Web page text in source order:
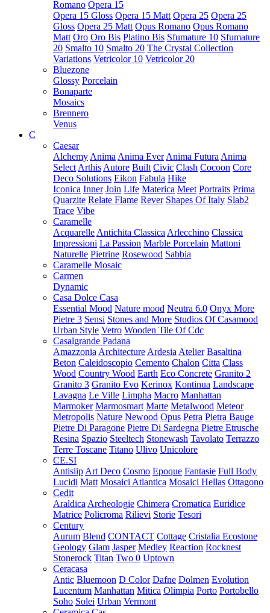
Romano Opera 15
Opera 15 Gloss Opera 15 Matt Opera 25 Opera 25
Gloss Opera 25 Matt Opus Romano Opus Romano
Matt Oro Oro Bis Platino Bis Sfumature 10 Sfumature
20 Smalto 10 Smalto 20 The Crystal Collection
Variations Vetricolor 10 Vetricolor 20
Bluezone
Glossy Porcelain
Bonaparte
Mosaics
Brennero
Venus
C
Caesar
Alchemy Anima Anima Ever Anima Futura Anima
Select Arthis Autore Built Civic Clash Cocoon Core
Deco Solutions Eikon Fabula Hike
Iconica Inner Join Life Materica Meet Portraits Prima
Quarzite Relate Flame Rever Shapes Of Italy Slab2
Trace Vibe
Caramelle
Acquarelle Antichita Classica Arlecchino Classica
Impressioni La Passion Marble Porcelain Mattoni
Naturelle Pietrine Rosewood Sabbia
Caramelle Mosaic
Carmen
Dynamic
Casa Dolce Casa
Essential Mood Nature mood Neutra 6.0 Onyx More
Pietre 3 Sensi Stones and More Studios Of Casamood
Urban Style Vetro Wooden Tile Of Cdc
Casalgrande Padana
Amazzonia Architecture Ardesia Atelier Basaltina
Beton Caleidoscopio Cemento Chalon Citta Class
Wood Country Wood Earth Eco Concrete Granito 2
Granito 3 Granito Evo Kerinox Kontinua Landscape
Lavagna Le Ville Limpha Macro Manhattan
Marmoker Marmosmart Marte Metalwood Meteor
Metropolis Nature Newood Opus Petra Pietra Bauge
Pietre Di Paragone Pietre Di Sardegna Pietre Etrusche
Resina Spazio Steeltech Stonewash Tavolato Terrazzo
Terre Toscane Titano Ulivo Unicolore
CE.SI
Antislip Art Deco Cosmo Epoque Fantasie Full Body
Lucidi Matt Mosaici Atlantica Mosaici Hellas Ottagono
Cedit
Araldica Archeologie Chimera Cromatica Euridice
Matrice Policroma Rilievi Storie Tesori
Century
Aurum Blend CONTACT Cottage Cristalia Ecostone
Geology Glam Jasper Medley Reaction Rocknest
Stonerock Titan Two 0 Uptown
Ceracasa
Antic Bluemoon D Color Dafne Dolmen Evolution
Lucentum Manhattan Mitica Olimpia Porto Portobello
Soho Solei Urban Vermont